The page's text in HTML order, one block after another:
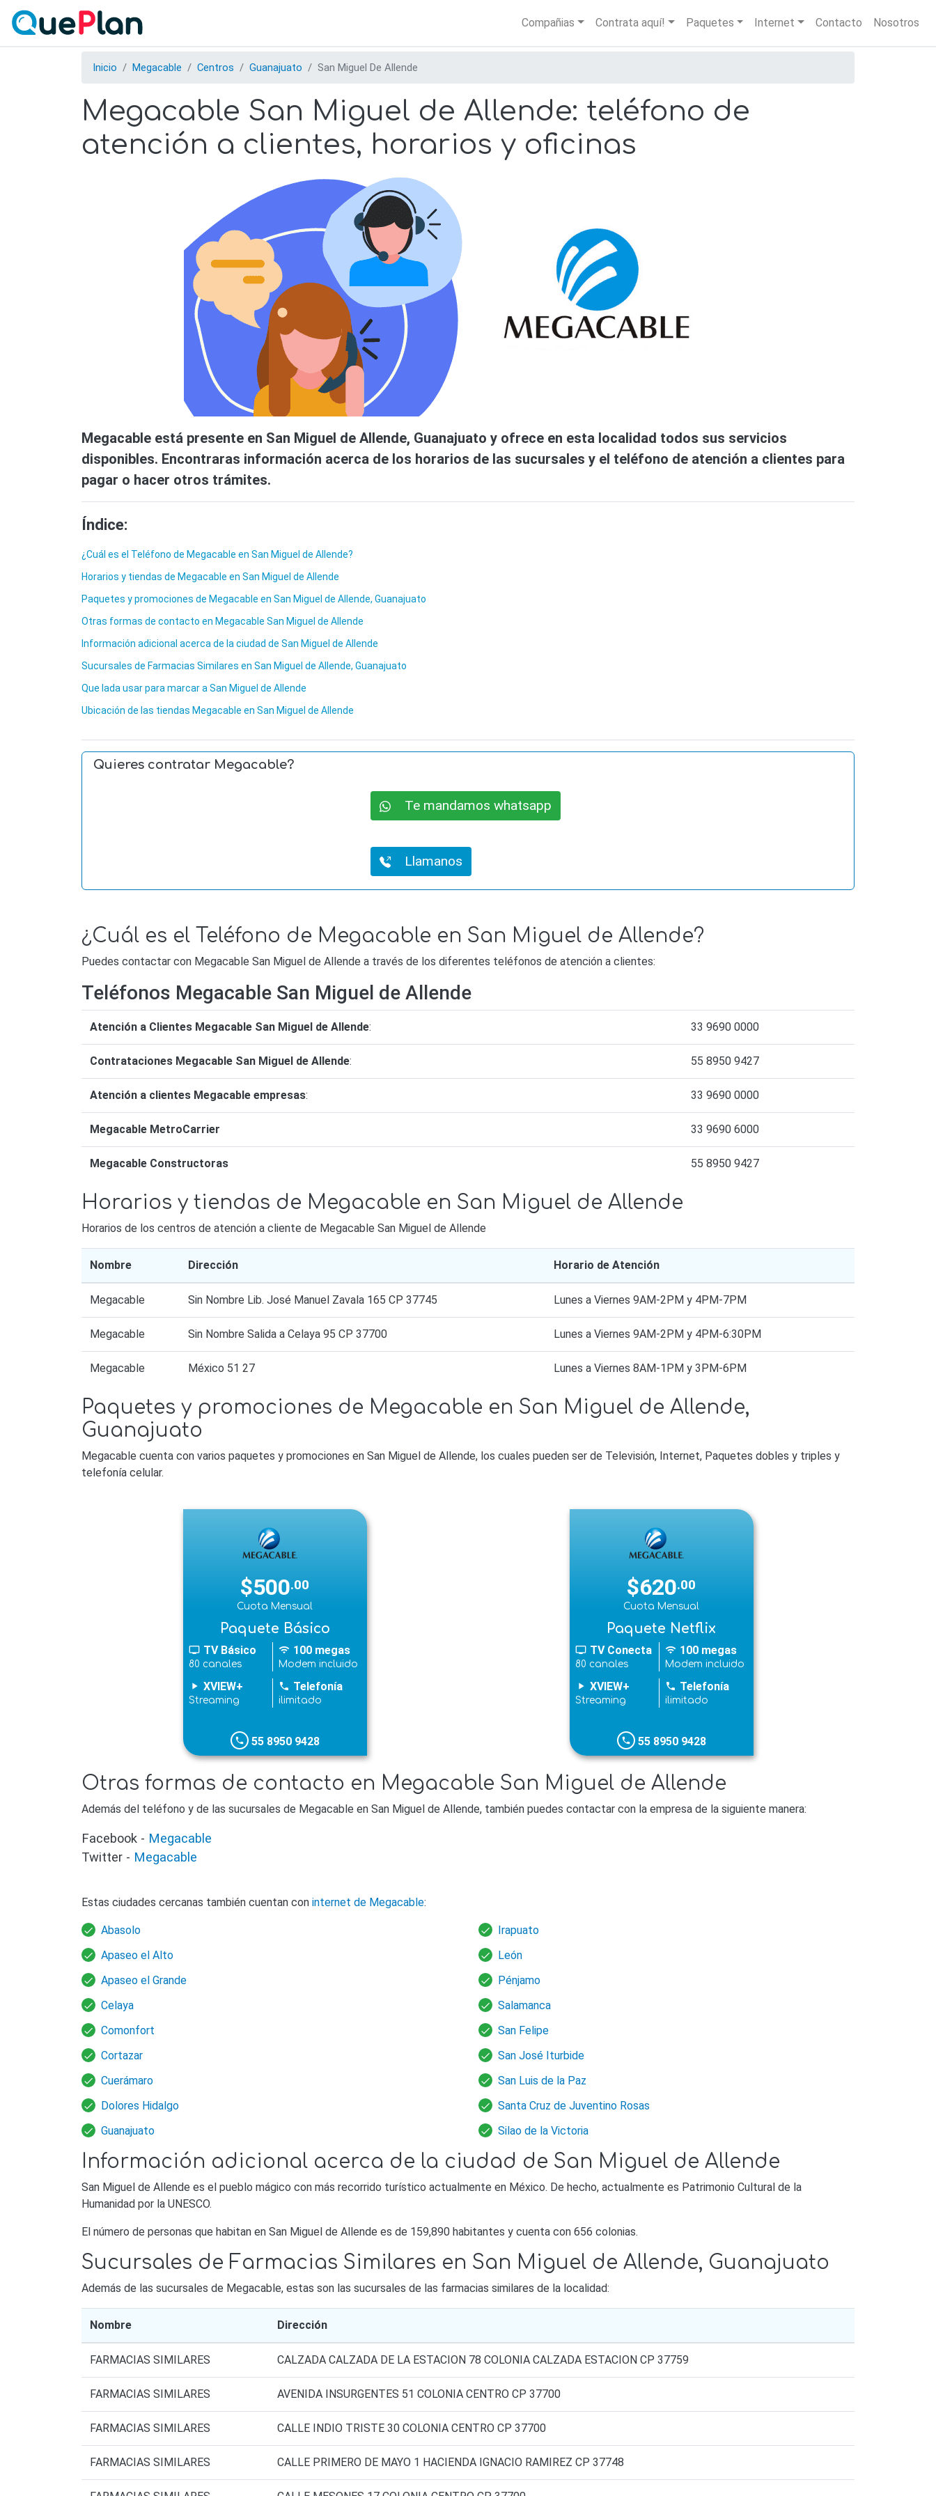
Main navigation
Compañias Contrata aquí! Paquetes Internet Contacto Nosotros
Inicio Megacable Centros Guanajuato San Miguel De Allende
Megacable San Miguel de Allende: teléfono de
atención a clientes, horarios y oficinas
Megacable está presente en San Miguel de Allende, Guanajuato y ofrece en esta localidad todos sus servicios
disponibles. Encontraras información acerca de los horarios de las sucursales y el teléfono de atención a clientes para
pagar o hacer otros trámites.
Índice:
¿Cuál es el Teléfono de Megacable en San Miguel de Allende?
Horarios y tiendas de Megacable en San Miguel de Allende
Paquetes y promociones de Megacable en San Miguel de Allende, Guanajuato
Otras formas de contacto en Megacable San Miguel de Allende
Información adicional acerca de la ciudad de San Miguel de Allende
Sucursales de Farmacias Similares en San Miguel de Allende, Guanajuato
Que lada usar para marcar a San Miguel de Allende
Ubicación de las tiendas Megacable en San Miguel de Allende
Quieres contratar Megacable?
Te mandamos whatsapp
Llamanos
¿Cuál es el Teléfono de Megacable en San Miguel de Allende?
Puedes contactar con Megacable San Miguel de Allende a través de los diferentes teléfonos de atención a clientes:
Teléfonos Megacable San Miguel de Allende
Atención a Clientes Megacable San Miguel de Allende: 33 9690 0000
Contrataciones Megacable San Miguel de Allende: 55 8950 9427
Atención a clientes Megacable empresas: 33 9690 0000
Megacable MetroCarrier 33 9690 6000
Megacable Constructoras 55 8950 9427
Horarios y tiendas de Megacable en San Miguel de Allende
Horarios de los centros de atención a cliente de Megacable San Miguel de Allende
Nombre Dirección Horario de Atención
Megacable Sin Nombre Lib. José Manuel Zavala 165 CP 37745 Lunes a Viernes 9AM-2PM y 4PM-7PM
Megacable Sin Nombre Salida a Celaya 95 CP 37700 Lunes a Viernes 9AM-2PM y 4PM-6:30PM
Megacable México 51 27 Lunes a Viernes 8AM-1PM y 3PM-6PM
Paquetes y promociones de Megacable en San Miguel de Allende,
Guanajuato
Megacable cuenta con varios paquetes y promociones en San Miguel de Allende, los cuales pueden ser de Televisión, Internet, Paquetes dobles y triples y
telefonía celular.
$500.00
Cuota Mensual
Paquete Básico
tv TV Básico
80 canales
wifi 100 megas
Modem incluido
play_arrow XVIEW+
Streaming
phone Telefonía
ilimitado
phone 55 8950 9428
$620.00
Cuota Mensual
Paquete Netflix
tv TV Conecta
80 canales
wifi 100 megas
Modem incluido
play_arrow XVIEW+
Streaming
phone Telefonía
ilimitado
phone 55 8950 9428
Otras formas de contacto en Megacable San Miguel de Allende
Además del teléfono y de las sucursales de Megacable en San Miguel de Allende, también puedes contactar con la empresa de la siguiente manera:
Facebook - Megacable
Twitter - Megacable
Estas ciudades cercanas también cuentan con internet de Megacable:
Abasolo
Apaseo el Alto
Apaseo el Grande
Celaya
Comonfort
Cortazar
Cuerámaro
Dolores Hidalgo
Guanajuato
Irapuato
León
Pénjamo
Salamanca
San Felipe
San José Iturbide
San Luis de la Paz
Santa Cruz de Juventino Rosas
Silao de la Victoria
Información adicional acerca de la ciudad de San Miguel de Allende
San Miguel de Allende es el pueblo mágico con más recorrido turístico actualmente en México. De hecho, actualmente es Patrimonio Cultural de la
Humanidad por la UNESCO.
El número de personas que habitan en San Miguel de Allende es de 159,890 habitantes y cuenta con 656 colonias.
Sucursales de Farmacias Similares en San Miguel de Allende, Guanajuato
Además de las sucursales de Megacable, estas son las sucursales de las farmacias similares de la localidad:
Nombre Dirección
FARMACIAS SIMILARES CALZADA CALZADA DE LA ESTACION 78 COLONIA CALZADA ESTACION CP 37759
FARMACIAS SIMILARES AVENIDA INSURGENTES 51 COLONIA CENTRO CP 37700
FARMACIAS SIMILARES CALLE INDIO TRISTE 30 COLONIA CENTRO CP 37700
FARMACIAS SIMILARES CALLE PRIMERO DE MAYO 1 HACIENDA IGNACIO RAMIREZ CP 37748